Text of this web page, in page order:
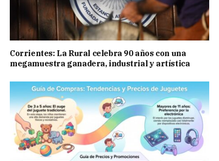
Corrientes: La Rural celebra 90 años con una
megamuestra ganadera, industrial y artística